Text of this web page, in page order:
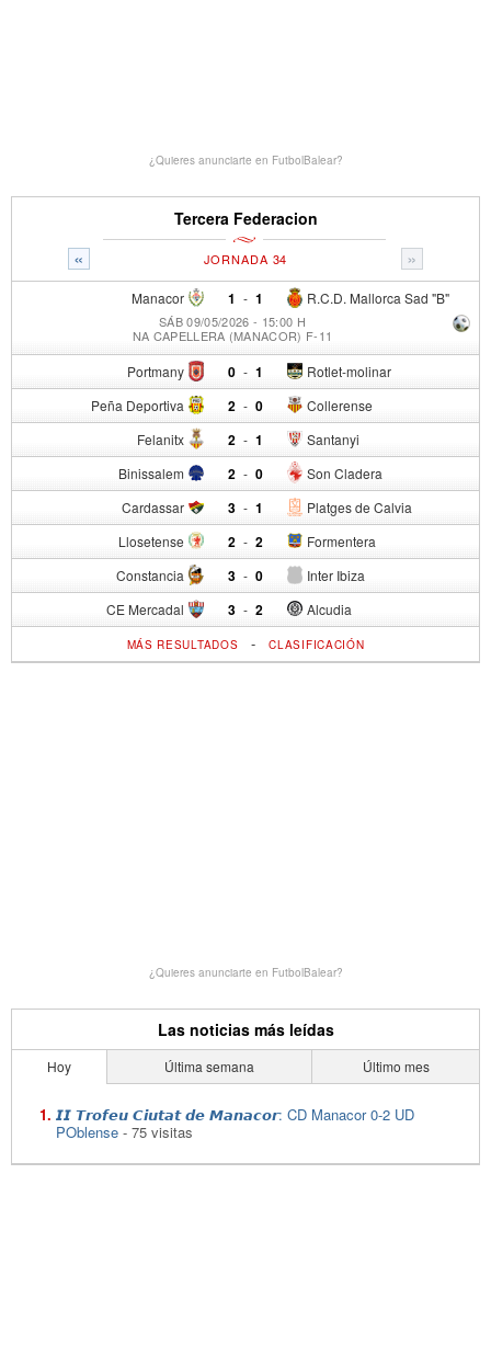
¿Quieres anunciarte en FutbolBalear?
Tercera Federacion
« »
JORNADA 34
Manacor 1 - R.C.D. Mallorca Sad "B"
1
SÁB 09/05/2026 - 15:00 H
NA CAPELLERA (MANACOR) F-11
Portmany 0 - Rotlet-molinar
1
Peña Deportiva 2 - Collerense
0
Felanitx 2 - Santanyi
1
Binissalem 2 - Son Cladera
0
Cardassar 3 - Platges de Calvia
1
Llosetense 2 - Formentera
2
Constancia 3 - Inter Ibiza
0
CE Mercadal 3 - Alcudia
2
MÁS RESULTADOS -CLASIFICACIÓN
¿Quieres anunciarte en FutbolBalear?
Las noticias más leídas
Hoy Última semana Último mes
𝙄𝙄 𝙏𝙧𝙤𝙛𝙚𝙪 𝘾𝙞𝙪𝙩𝙖𝙩 𝙙𝙚 𝙈𝙖𝙣𝙖𝙘𝙤𝙧: CD Manacor 0-2 UD
POblense - 75 visitas